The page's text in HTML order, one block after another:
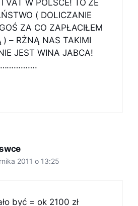
VAT W POLSCE! TO ŻE
( DOLICZANIE
ZA CO ZAPŁACIŁEM
) – RŻNĄ NAS TAKIMI
JEST WINA JABCA!
2011 o 13:25
być = ok 2100 zł